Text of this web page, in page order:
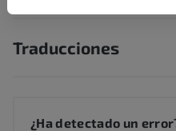
Traducciones
¿Ha detectado un